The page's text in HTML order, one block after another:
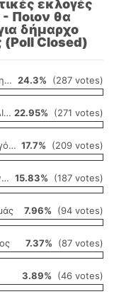
εκλογές
- Ποιον θα
δήμαρχο
(Poll Closed)
Σαββόπουλος Δημήτρης 24.3% (287 votes)
Υποψήφιος «ΦΙΛΙΚΗ ΕΤΑΙΡΕΙΑ» 22.95% (271 votes)
Γρηγοριάδης Γρηγόρης 17.7% (209 votes)
Κορεντσίδης Γιάννης 15.83% (187 votes)
7.96% (94 votes)
7.37% (87 votes)
3.89% (46 votes)